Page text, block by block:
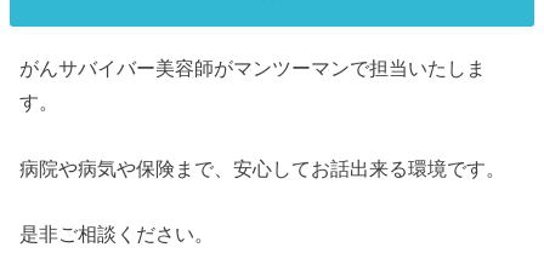
がんサバイバー美容師がマンツーマンで担当いたしま
す。
病院や病気や保険まで、安心してお話出来る環境です。
是非ご相談ください。